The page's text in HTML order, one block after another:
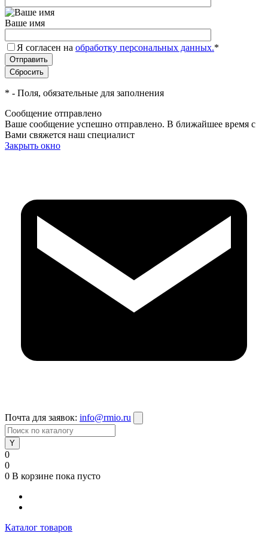
Ваше имя
Я согласен на обработку персональных данных.*
* - Поля, обязательные для заполнения
Сообщение отправлено
Ваше сообщение успешно отправлено. В ближайшее время с
Вами свяжется наш специалист
Закрыть окно
Почта для заявок: info@rmio.ru
0
0
0 В корзине пока пусто
Каталог товаров